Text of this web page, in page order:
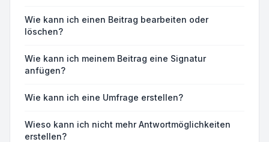
Wie kann ich einen Beitrag bearbeiten oder
löschen?
Wie kann ich meinem Beitrag eine Signatur
anfügen?
Wie kann ich eine Umfrage erstellen?
Wieso kann ich nicht mehr Antwortmöglichkeiten
erstellen?